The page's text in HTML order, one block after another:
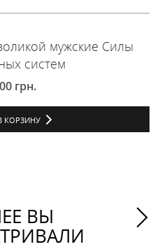
мужские Силы
систем
грн.
КОРЗИНУ
ВЫ